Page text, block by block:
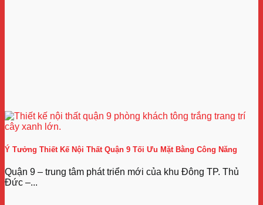
Ý Tưởng Thiết Kế Nội Thất Quận 9 Tối Ưu Mặt Bằng Công Năng
Quận 9 – trung tâm phát triển mới của khu Đông TP. Thủ
Đức –...